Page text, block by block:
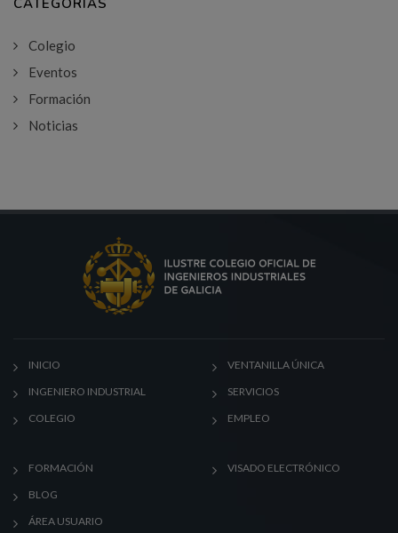
CATEGORÍAS
Colegio
Eventos
Formación
Noticias
INICIO
INGENIERO INDUSTRIAL
COLEGIO
VENTANILLA ÚNICA
SERVICIOS
EMPLEO
FORMACIÓN
BLOG
ÁREA USUARIO
VISADO ELECTRÓNICO